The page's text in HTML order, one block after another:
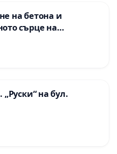
на бетона и
сърце на
Враца
на бул.